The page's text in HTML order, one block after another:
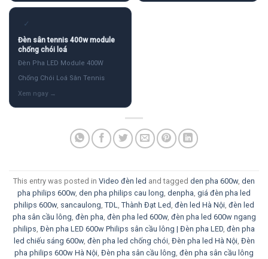
✓
Đèn sân tennis 400w module
chống chói loá
Đèn Pha LED Module 400W
Chống Chói Loá Sân Tennis
This entry was posted in Video đèn led and tagged den pha 600w, den
pha philips 600w, den pha philips cau long denpha giá đèn pha led
philips 600w, sancaulong TDL Thành Đạt Led đèn led Hà Nội đèn led
pha sân cầu lông đèn pha đèn pha led 600w, đèn pha led 600w ngang
philips Đèn pha LED 600w Philips sân cầu lông | Đèn pha LED đèn pha
led chiếu sáng 600w, đèn pha led chống chói Đèn pha led Hà Nội Đèn
pha philips 600w Hà Nội Đèn pha sân cầu lông đèn pha sân cầu lông